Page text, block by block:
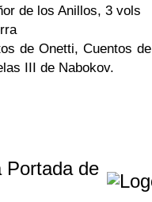
de los Anillos, 3 vols
de Onetti, Cuentos de
III de Nabokov.
Portada de